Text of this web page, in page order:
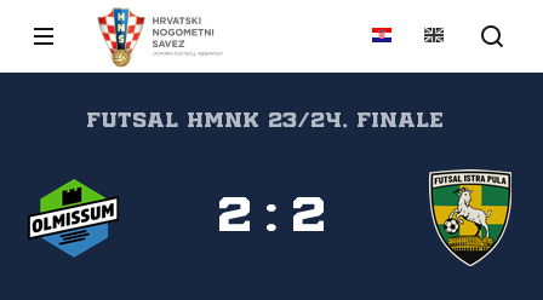
FUTSAL HMNK 23/24, Finale
2 : 2